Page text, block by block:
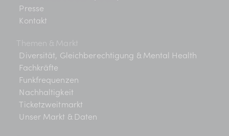
Presse
Kontakt
Themen & Markt
Diversität, Gleichberechtigung & Mental Health
Fachkräfte
Funkfrequenzen
Nachhaltigkeit
Ticketzweitmarkt
Unser Markt & Daten